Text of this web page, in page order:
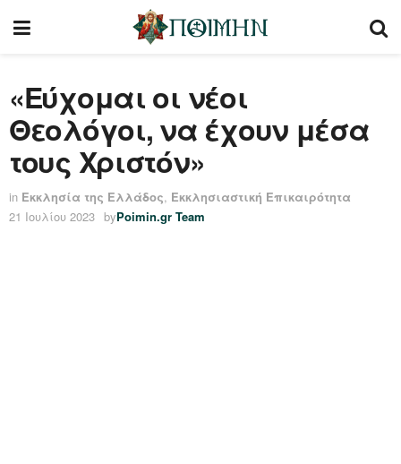
«Εύχομαι οι νέοι
Θεολόγοι, να έχουν μέσα
τους Χριστόν»
in Εκκλησία της Ελλάδος, Εκκλησιαστική Επικαιρότητα
21 Ιουλίου 2023 byPoimin.gr Team